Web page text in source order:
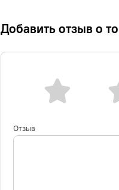
Добавить отзыв о
Отзыв